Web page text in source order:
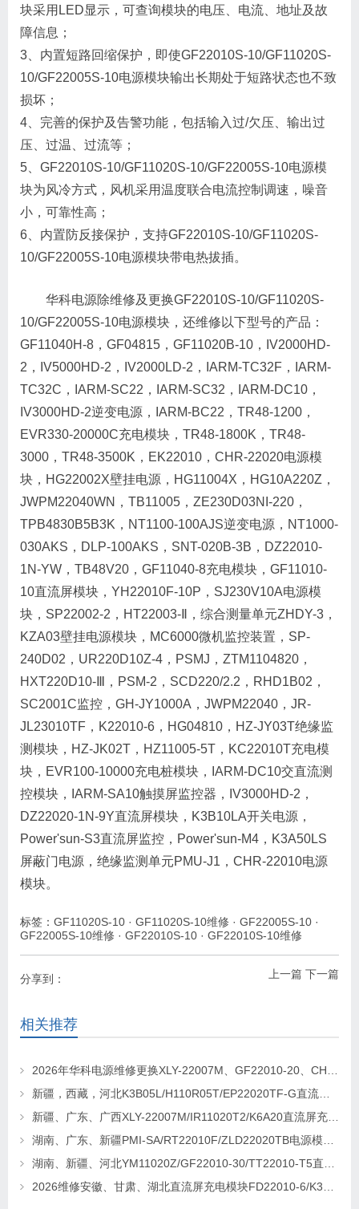
块采用LED显示，可查询模块的电压、电流、地址及故
障信息；
3、内置短路回缩保护，即使GF22010S-10/GF11020S-
10/GF22005S-10电源模块输出长期处于短路状态也不致
损坏；
4、完善的保护及告警功能，包括输入过/欠压、输出过
压、过温、过流等；
5、GF22010S-10/GF11020S-10/GF22005S-10电源模
块为风冷方式，风机采用温度联合电流控制调速，噪音
小，可靠性高；
6、内置防反接保护，支持GF22010S-10/GF11020S-
10/GF22005S-10电源模块带电热拔插。
华科电源除维修及更换GF22010S-10/GF11020S-
10/GF22005S-10电源模块，还维修以下型号的产品：
GF11040H-8，GF04815，GF11020B-10，IV2000HD-
2，IV5000HD-2，IV2000LD-2，IARM-TC32F，IARM-
TC32C，IARM-SC22，IARM-SC32，IARM-DC10，
IV3000HD-2逆变电源，IARM-BC22，TR48-1200，
EVR330-20000C充电模块，TR48-1800K，TR48-
3000，TR48-3500K，EK22010，CHR-22020电源模
块，HG22002X壁挂电源，HG11004X，HG10A220Z，
JWPM22040WN，TB11005，ZE230D03NI-220，
TPB4830B5B3K，NT1100-100AJS逆变电源，NT1000-
030AKS，DLP-100AKS，SNT-020B-3B，DZ22010-
1N-YW，TB48V20，GF11040-8充电模块，GF11010-
10直流屏模块，YH22010F-10P，SJ230V10A电源模
块，SP22002-2，HT22003-Ⅱ，综合测量单元ZHDY-3，
KZA03壁挂电源模块，MC6000微机监控装置，SP-
240D02，UR220D10Z-4，PSMJ，ZTM1104820，
HXT220D10-Ⅲ，PSM-2，SCD220/2.2，RHD1B02，
SC2001C监控，GH-JY1000A，JWPM22040，JR-
JL23010TF，K22010-6，HG04810，HZ-JY03T绝缘监
测模块，HZ-JK02T，HZ11005-5T，KC22010T充电模
块，EVR100-10000充电桩模块，IARM-DC10交直流测
控模块，IARM-SA10触摸屏监控器，IV3000HD-2，
DZ22020-1N-9Y直流屏模块，K3B10LA开关电源，
Power'sun-S3直流屏监控，Power'sun-M4，K3A50LS
屏蔽门电源，绝缘监测单元PMU-J1，CHR-22010电源
模块。
标签： GF11020S-10 · GF11020S-10维修 · GF22005S-10 ·
GF22005S-10维修 · GF22010S-10 · GF22010S-10维修
上一篇 下一篇
分享到：
相关推荐